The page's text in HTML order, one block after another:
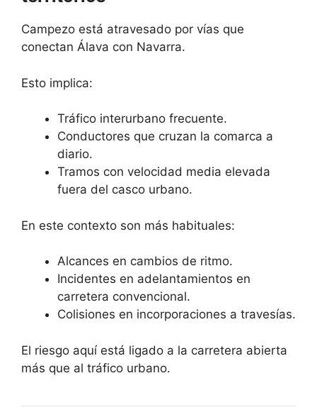
Campezo está atravesado por vías que
conectan Álava con Navarra.
Esto implica:
Tráfico interurbano frecuente.
Conductores que cruzan la comarca a
diario.
Tramos con velocidad media elevada
fuera del casco urbano.
En este contexto son más habituales:
Alcances en cambios de ritmo.
Incidentes en adelantamientos en
carretera convencional.
Colisiones en incorporaciones a travesías.
El riesgo aquí está ligado a la carretera abierta
más que al tráfico urbano.